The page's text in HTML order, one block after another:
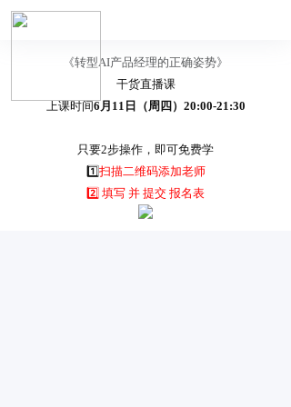
《转型AI产品经理的正确姿势》
干货直播课
上课时间6月11日（周四）20:00-21:30
只要2步操作，即可免费学
1️⃣扫描二维码添加老师
2️⃣ 填写 并 提交 报名表